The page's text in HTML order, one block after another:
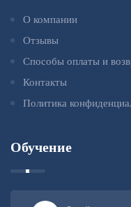
О компании
Отзывы
Способы оплаты и
Контакты
Политика
Обучение